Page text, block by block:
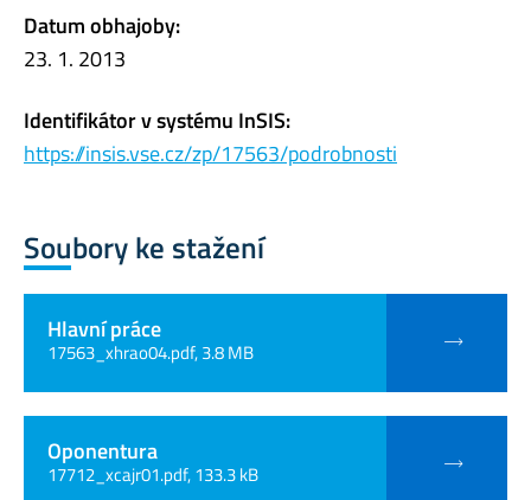
Datum obhajoby:
23. 1. 2013
Identifikátor v systému InSIS:
https://insis.vse.cz/zp/17563/podrobnosti
Soubory ke stažení
Hlavní práce
17563_xhrao04.pdf, 3.8 MB
Oponentura
17712_xcajr01.pdf, 133.3 kB